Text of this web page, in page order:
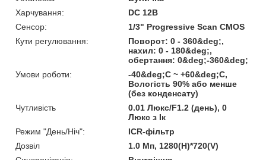
Харчування:
DC 12В
Сенсор:
1/3" Progressive Scan CMOS
Кути регулювання:
Поворот: 0 - 360&deg;,
нахил: 0 - 180&deg;,
обертання: 0&deg;-360&deg;
Умови роботи:
-40&deg;C ~ +60&deg;C,
Вологість 90% або менше
(без конденсату)
Чутливість
0.01 Люкс/F1.2 (день), 0
Люкс з Ік
Режим "День/Ніч":
ICR-фільтр
Дозвіл
1.0 Мп, 1280(H)*720(V)